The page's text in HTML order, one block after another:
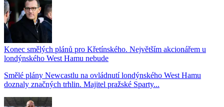
Konec smělých plánů pro Křetínského. Největším akcionářem u
londýnského West Hamu nebude
Smělé plány Newcastlu na ovládnutí londýnského West Hamu
doznaly značných trhlin. Majitel pražské Sparty...